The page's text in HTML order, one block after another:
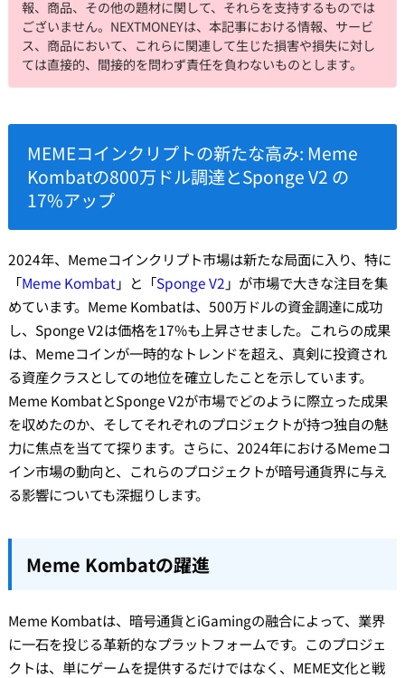
報、商品、その他の題材に関して、それらを支持するものでは
ございません。NEXTMONEYは、本記事における情報、サービ
ス、商品において、これらに関連して生じた損害や損失に対し
ては直接的、間接的を問わず責任を負わないものとします。
MEMEコインクリプトの新たな高み: Meme
Kombatの800万ドル調達とSponge V2 の
17%アップ
2024年、Memeコインクリプト市場は新たな局面に入り、特に
「Meme Kombat」と「Sponge V2 」が市場で大きな注目を集
めています。Meme Kombatは、500万ドルの資金調達に成功
し、Sponge V2は価格を17%も上昇させました。これらの成果
は、Memeコインが一時的なトレンドを超え、真剣に投資され
る資産クラスとしての地位を確立したことを示しています。
Meme KombatとSponge V2が市場でどのように際立った成果
を収めたのか、そしてそれぞれのプロジェクトが持つ独自の魅
力に焦点を当てて探ります。さらに、2024年におけるMemeコ
イン市場の動向と、これらのプロジェクトが暗号通貨界に与え
る影響についても深掘りします。
Meme Kombatの躍進
Meme Kombatは、暗号通貨とiGamingの融合によって、業界
に一石を投じる革新的なプラットフォームです。このプロジェ
クトは、単にゲームを提供するだけではなく、MEME文化と戦